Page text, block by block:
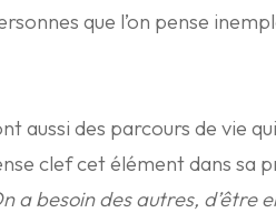
que l’on pense
aussi des parcours de vie
clef cet élément dans sa
a besoin des autres, d’être